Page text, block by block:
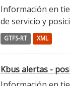
Información en
de servicio y
GTFS-RT XML
Kbus alertas -